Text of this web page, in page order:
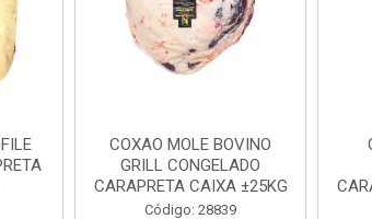
COXAO MOLE BOVINO
GRILL CONGELADO
CARAPRETA CAIXA ±25KG
Código: 28839